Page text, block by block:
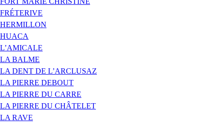
FRÉTERIVE
HERMILLON
HUACA
L’AMICALE
LA BALME
LA DENT DE L’ARCLUSAZ
LA PIERRE DEBOUT
LA PIERRE DU CARRE
LA PIERRE DU CHÂTELET
LA RAVE